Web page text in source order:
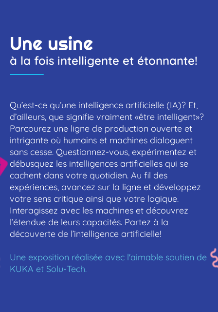
Une usine
à la fois intelligente et étonnante!
Qu’est-ce qu’une intelligence artificielle (IA)? Et,
d’ailleurs, que signifie vraiment «être intelligent»?
Parcourez une ligne de production ouverte et
intrigante où humains et machines dialoguent
sans cesse. Questionnez-vous, expérimentez et
débusquez les intelligences artificielles qui se
cachent dans votre quotidien. Au fil des
expériences, avancez sur la ligne et développez
votre sens critique ainsi que votre logique.
Interagissez avec les machines et découvrez
l’étendue de leurs capacités. Partez à la
découverte de l’intelligence artificielle!
Une exposition réalisée avec l'aimable soutien de
KUKA et Solu-Tech.